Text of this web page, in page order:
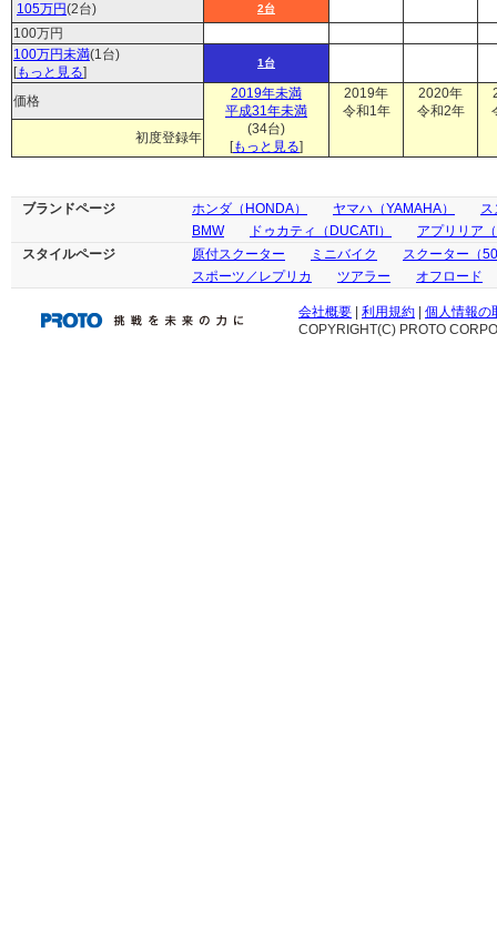
105万円(2台) 2台
100万円
100万円未満(1台)
[もっと見る]
1台
価格
2019年未満
平成31年未満
(34台)
[もっと見る]
2019年
令和1年
2020年
令和2年
初度登録年
ブランドページ ホンダ（HONDA） ヤマハ（YAMAHA）
ス
BMW
ドゥカティ（DUCATI）
アプリリア
スタイルページ
原付スクーター ミニバイク
スクーター（
スポーツ／レプリカ
ツアラー オフロード
会社概要 利用規約
個人情報の
COPYRIGHT(C) PROTO